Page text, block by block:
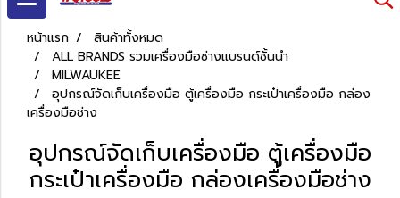
หน้าแรก
สินค้าทั้งหมด
ALL BRANDS รวมเครื่องมือช่างแบรนด์ชั้นนำ
MILWAUKEE
อุปกรณ์จัดเก็บเครื่องมือ ตู้เครื่องมือ กระเป๋าเครื่องมือ กล่อง
เครื่องมือช่าง
อุปกรณ์จัดเก็บเครื่องมือ ตู้เครื่องมือ
กระเป๋าเครื่องมือ กล่องเครื่องมือช่าง